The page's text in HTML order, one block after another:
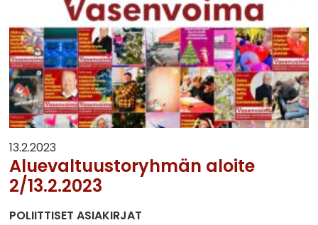
13.2.2023
Aluevaltuustoryhmän aloite
2/13.2.2023
POLIITTISET ASIAKIRJAT